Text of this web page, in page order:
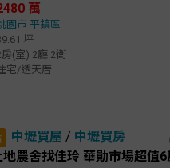
萬
園市 平鎮區
坪
(室) 2廳 2衛
宅/透天厝
中壢買屋 / 中壢買房
農舍找佳玲 華勛市場超值